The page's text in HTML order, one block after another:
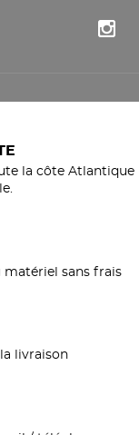
la côte Atlantique
matériel sans frais
livraison